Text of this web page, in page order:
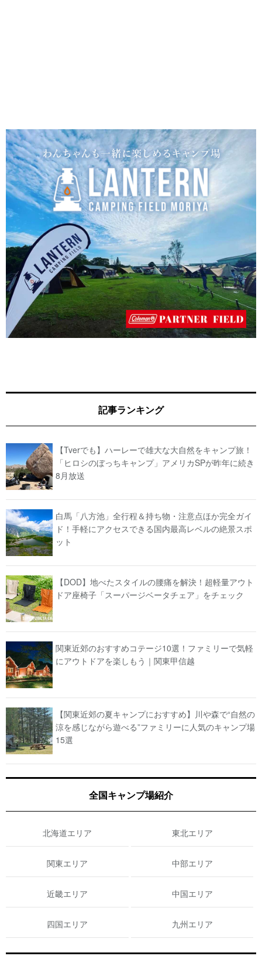
記事ランキング
【Tverでも】ハーレーで雄大な大自然をキャンプ旅！
「ヒロシのぼっちキャンプ」アメリカSPが昨年に続き
8月放送
白馬「八方池」全行程＆持ち物・注意点ほか完全ガイ
ド！手軽にアクセスできる国内最高レベルの絶景スポ
ット
【DOD】地べたスタイルの腰痛を解決！超軽量アウト
ドア座椅子「スーパージベータチェア」をチェック
関東近郊のおすすめコテージ10選！ファミリーで気軽
にアウトドアを楽しもう｜関東甲信越
【関東近郊の夏キャンプにおすすめ】川や森で“自然の
涼を感じながら遊べる”ファミリーに人気のキャンプ場
15選
全国キャンプ場紹介
北海道エリア 東北エリア
関東エリア 中部エリア
近畿エリア 中国エリア
四国エリア 九州エリア